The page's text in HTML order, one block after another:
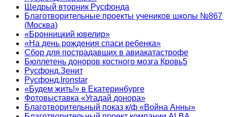
Щедрый вторник Русфонда
Благотворительные проекты учеников школы №867
(Москва)
«Бронницкий ювелир»
«На день рождения спаси ребенка»
Сбор для пострадавших в авиакатастрофе
Бюллетень доноров костного мозга Кровь5
Русфонд.Зенит
Русфонд.Ironstar
«Будем жить!» в Екатеринбурге
Фотовыставка «Угадай донора»
Благотворительный показ к/ф «Война Анны»